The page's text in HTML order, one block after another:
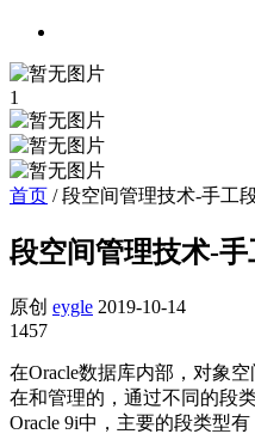
1
首页 /段空间管理技术-手工
段空间管理技术-
原创 eygle 2019-10-14
1457
在Oracle数据库内部，对象
在和管理的，通过不同的段
Oracle 9i中，主要的段类型有